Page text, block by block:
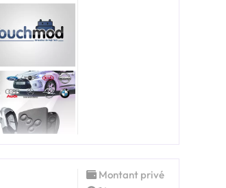
Montant privé